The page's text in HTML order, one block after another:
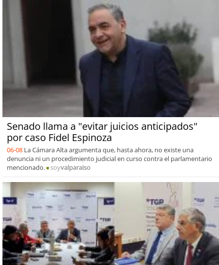
Senado llama a "evitar juicios anticipados"
por caso Fidel Espinoza
06-08 La Cámara Alta argumenta que, hasta ahora, no existe una
denuncia ni un procedimiento judicial en curso contra el parlamentario
mencionado.
soyvalparaiso